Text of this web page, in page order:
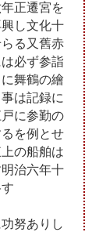
正遷宮を
し文化十
る又舊赤
必ず参詣
舞鶴の繪
は記録に
に参勤の
を例とせ
の船舶は
治六年十
努ありし